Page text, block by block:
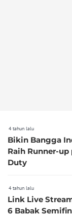
4 tahun lalu
Bikin Bangga
Raih Runner-
Duty
4 tahun lalu
Link Live
6 Babak